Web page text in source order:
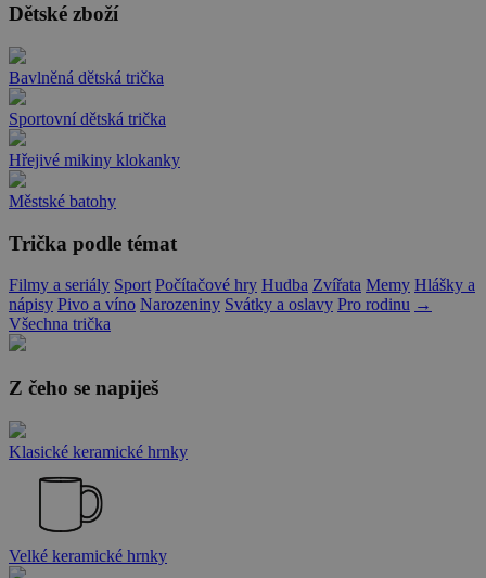
Dětské zboží
Bavlněná dětská trička
Sportovní dětská trička
Hřejivé mikiny klokanky
Městské batohy
Trička podle témat
Filmy a seriály Sport Počítačové hry Hudba Zvířata Memy Hlášky a
nápisy Pivo a víno Narozeniny Svátky a oslavy Pro rodinu →
Všechna trička
Z čeho se napiješ
Klasické keramické hrnky
Velké keramické hrnky